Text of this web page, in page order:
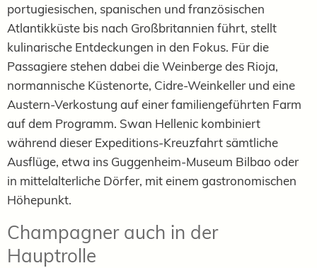
portugiesischen, spanischen und französischen
Atlantikküste bis nach Großbritannien führt, stellt
kulinarische Entdeckungen in den Fokus. Für die
Passagiere stehen dabei die Weinberge des Rioja,
normannische Küstenorte, Cidre-Weinkeller und eine
Austern-Verkostung auf einer familiengeführten Farm
auf dem Programm. Swan Hellenic kombiniert
während dieser Expeditions-Kreuzfahrt sämtliche
Ausflüge, etwa ins Guggenheim-Museum Bilbao oder
in mittelalterliche Dörfer, mit einem gastronomischen
Höhepunkt.
Champagner auch in der
Hauptrolle